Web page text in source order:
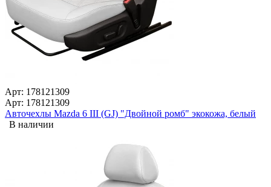
Арт: 178121309
Арт: 178121309
Авточехлы Mazda 6 III (GJ) "Двойной ромб" экокожа, белый
В наличии